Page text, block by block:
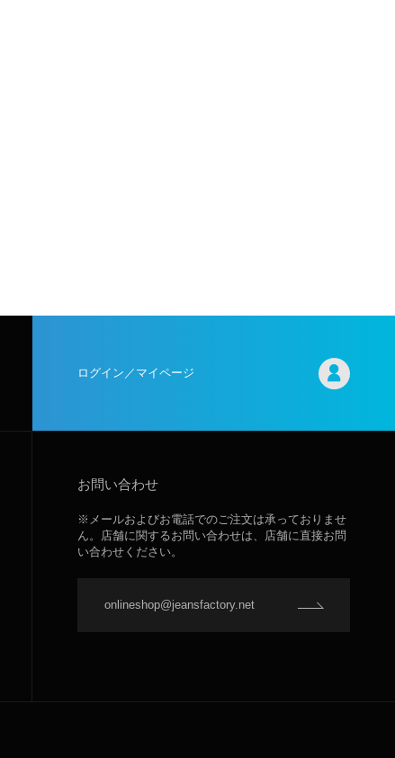
ログイン／マイページ
お問い合わせ
※メールおよびお電話でのご注文は承っておりませ
ん。店舗に関するお問い合わせは、店舗に直接お問
い合わせください。
onlineshop@jeansfactory.net